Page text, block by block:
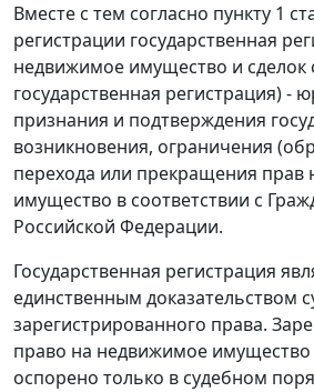
Вместе с тем согласно пункту 1
регистрации государственная
недвижимое имущество и сделок
государственная регистрация) -
признания и подтверждения
возникновения, ограничения
перехода или прекращения прав
имущество в соответствии с
Российской Федерации.
Государственная регистрация
единственным доказательством
зарегистрированного права.
право на недвижимое
оспорено только в судебном